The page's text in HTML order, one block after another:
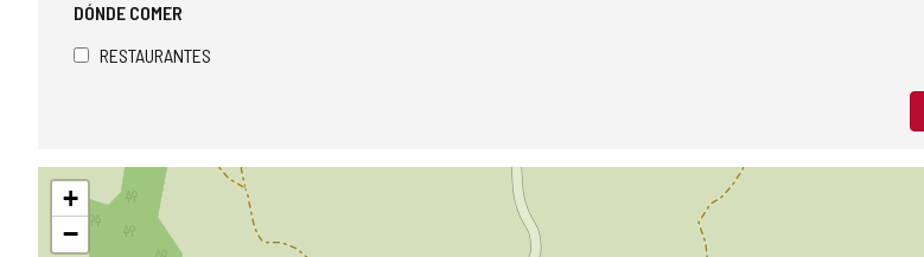
DÓNDE COMER
RESTAURANTES
Saltar
mapa
+
−